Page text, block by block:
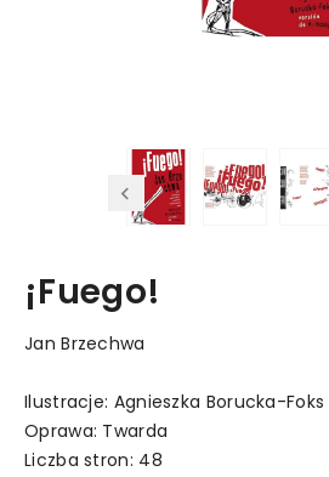
¡Fuego!
Jan Brzechwa
Ilustracje: Agnieszka Borucka-Foks
Oprawa: Twarda
Liczba stron: 48